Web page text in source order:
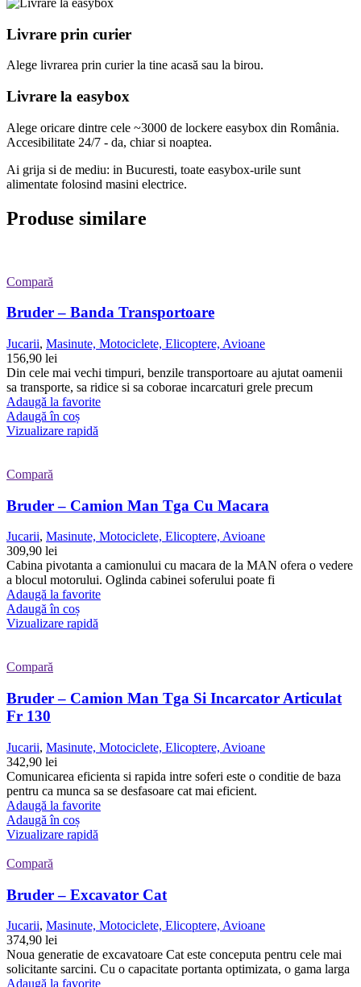
Livrare prin curier
Alege livrarea prin curierla tine acasă sau la birou.
Livrare la easybox
Alege oricare dintre cele ~3000 de lockere easybox din România.
Accesibilitate 24/7 - da, chiar si noaptea.
Ai grija si de mediu: in Bucuresti, toate easybox-urile sunt
alimentate folosind masini electrice.
Produse similare
Compară
Bruder – Banda Transportoare
Jucarii, Masinute, Motociclete, Elicoptere, Avioane
156,90 lei
Din cele mai vechi timpuri, benzile transportoare au ajutat oamenii
sa transporte, sa ridice si sa coborae incarcaturi grele precum
Adaugă la favorite
Adaugă în coș
Vizualizare rapidă
Compară
Bruder – Camion Man Tga Cu Macara
Jucarii, Masinute, Motociclete, Elicoptere, Avioane
309,90 lei
Cabina pivotanta a camionului cu macara de la MAN ofera o vedere
a blocul motorului. Oglinda cabinei soferului poate fi
Adaugă la favorite
Adaugă în coș
Vizualizare rapidă
Compară
Bruder – Camion Man Tga Si Incarcator Articulat
Fr 130
Jucarii, Masinute, Motociclete, Elicoptere, Avioane
342,90 lei
Comunicarea eficienta si rapida intre soferi este o conditie de baza
pentru ca munca sa se desfasoare cat mai eficient.
Adaugă la favorite
Adaugă în coș
Vizualizare rapidă
Compară
Bruder – Excavator Cat
Jucarii, Masinute, Motociclete, Elicoptere, Avioane
374,90 lei
Noua generatie de excavatoare Cat este conceputa pentru cele mai
solicitante sarcini. Cu o capacitate portanta optimizata, o gama larga
Adaugă la favorite